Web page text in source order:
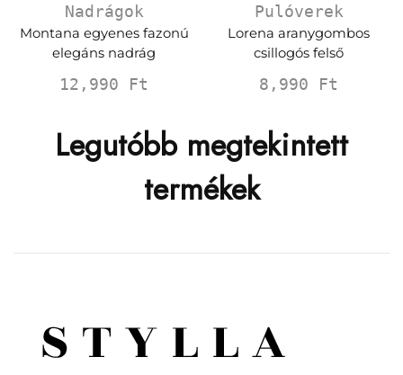
Nadrágok
Montana egyenes fazonú
elegáns nadrág
12,990 Ft
Pulóverek
Lorena aranygombos
csillogós felső
8,990 Ft
Legutóbb megtekintett
termékek